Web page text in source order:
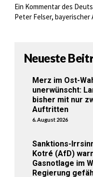
Ein Kommentar des
Peter Felser,
Neueste
Merz im Ost-
unerwünscht:
bisher mit nur
Auftritten
6. August 2026
Sanktions-
Kotré (AfD)
Gasnotlage im
Regierung